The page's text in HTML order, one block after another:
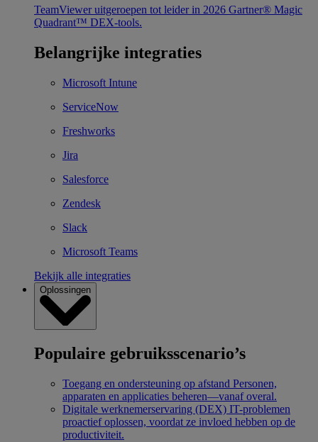
TeamViewer uitgeroepen tot leider in 2026 Gartner® Magic
Quadrant™ DEX-tools.
Belangrijke integraties
Microsoft Intune
ServiceNow
Freshworks
Jira
Salesforce
Zendesk
Slack
Microsoft Teams
Bekijk alle integraties
Oplossingen
Populaire gebruiksscenario’s
Toegang en ondersteuning op afstand Personen,
apparaten en applicaties beheren—vanaf overal.
Digitale werknemerservaring (DEX) IT-problemen
proactief oplossen, voordat ze invloed hebben op de
productiviteit.